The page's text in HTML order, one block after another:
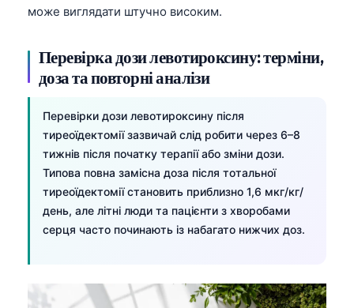
може виглядати штучно високим.
Перевірка дози левотироксину: терміни,
доза та повторні аналізи
Перевірки дози левотироксину після
тиреоїдектомії зазвичай слід робити через 6–8
тижнів після початку терапії або зміни дози.
Типова повна замісна доза після тотальної
тиреоїдектомії становить приблизно 1,6 мкг/кг/
день, але літні люди та пацієнти з хворобами
серця часто починають із набагато нижчих доз.
Tiếng Việt
Tagalog
ไทย
ဗမာစာ
ភាសាខ្មែរ
አማርኛ
Català